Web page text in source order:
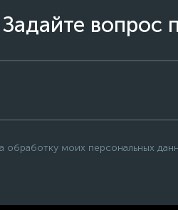
вопрос
обработку моих персональных